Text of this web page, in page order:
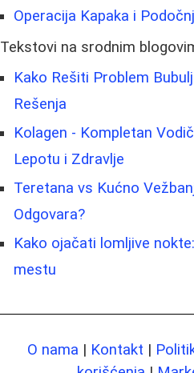
Operacija Kapaka i
Tekstovi na srodnim
Kako Rešiti Problem
Rešenja
Kolagen - Kompletan
Lepotu i Zdravlje
Teretana vs Kućno
Odgovara?
Kako ojačati lomljive
mestu
O nama | Kontakt |